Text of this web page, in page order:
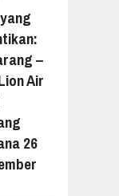
–
Air
26